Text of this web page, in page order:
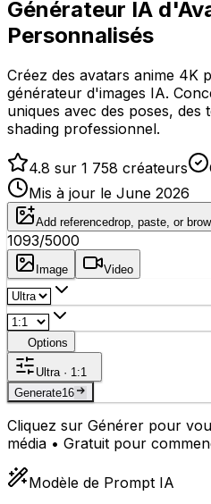
Générateur IA
Personnalisés
Créez des avatars anime 4K
générateur d'images IA.
uniques avec des poses, des
shading professionnel.
4.8 sur 1 758 créateurs
Mis à jour le June 2026
Add referencedrop, paste, or
1093/5000
Image Video
Options
Ultra · 1:1
Generate16
Cliquez sur Générer pour
média • Gratuit pour
Modèle de Prompt IA